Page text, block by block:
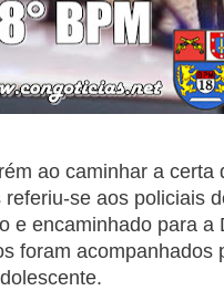
ao caminhar a
referiu-se aos policiais
e encaminhado para
foram acompanhados